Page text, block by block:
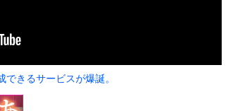
いの！！
リウスに当て逃げされる車載。
きるサービスが爆誕。